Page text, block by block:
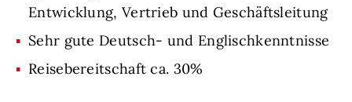
Entwicklung, Vertrieb und Geschäftsleitung
Sehr gute Deutsch- und Englischkenntnisse
Reisebereitschaft ca. 30%